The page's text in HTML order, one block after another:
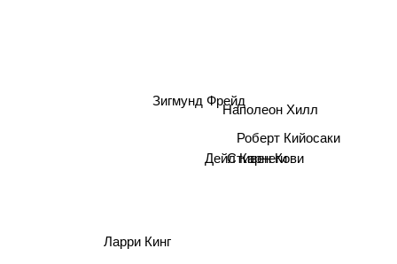
Зигмунд Фрейд
Дейл Карнеги
Стивен Кови
Наполеон Хилл
Ларри Кинг
Роберт Кийосаки